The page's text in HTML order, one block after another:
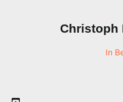
Christoph
In